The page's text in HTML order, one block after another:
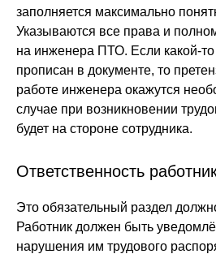
заполняется максимально
Указываются все права и
на инженера ПТО. Если какой-
прописан в документе, то
работе инженера окажутся
случае при возникновении
будет на стороне сотрудника.
Ответственность
Это обязательный раздел
Работник должен быть
нарушения им трудового